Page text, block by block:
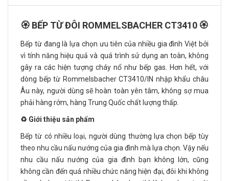
🏵️ BẾP TỪ ĐÔI ROMMELSBACHER CT3410 🏵️
Bếp từ đang là lựa chọn ưu tiên của nhiều gia đình Việt bởi
vì tính năng hiệu quả và quá trình sử dụng an toàn, không
gây ra các hiện tượng cháy nổ như bếp gas. Hơn hết, với
dòng bếp từ Rommelsbacher CT3410/IN nhập khẩu châu
Âu này, người dùng sẽ hoàn toàn yên tâm, không sợ mua
phải hàng rởm, hàng Trung Quốc chất lượng thấp.
♻️ Giới thiệu sản phẩm
Bếp từ có nhiều loại, người dùng thường lựa chọn bếp tùy
theo nhu cầu nấu nướng của gia đình mà lựa chọn. Vậy nếu
nhu cầu nấu nướng của gia đình bạn không lớn, cũng
không cần đến quá nhiều chức năng hiện đại, đôi khi không